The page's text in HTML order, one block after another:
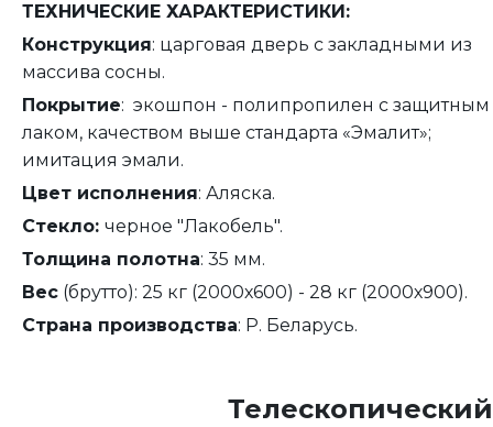
ТЕХНИЧЕСКИЕ ХАРАКТЕРИСТИКИ:
Конструкция: царговая дверь с закладными из
массива сосны.
Покрытие: экошпон - полипропилен с защитным
лаком, качеством выше стандарта «Эмалит»;
имитация эмали.
Цвет исполнения: Аляска.
Стекло: черное "Лакобель".
Толщина полотна: 35 мм.
Вес (брутто): 25 кг (2000х600) - 28 кг (2000х900).
Страна производства: Р. Беларусь.